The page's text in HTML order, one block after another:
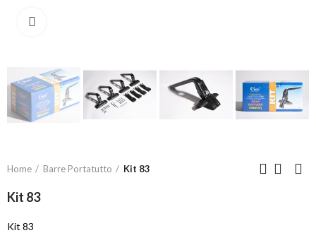
Home Barre Portatutto Kit 83
Kit 83
Kit 83